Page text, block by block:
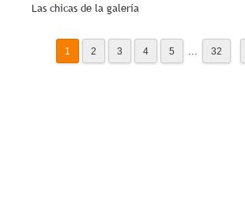
Las chicas de la galería
1 2 3 4 5 ... 32